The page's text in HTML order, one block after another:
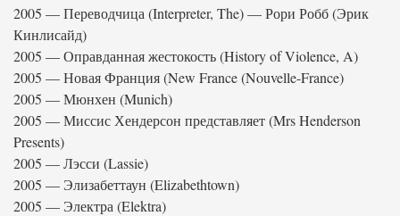
2005 — Переводчица (Interpreter, The) — Рори Робб (Эрик
Кинлисайд)
2005 — Оправданная жестокость (History of Violence, A)
2005 — Новая Франция (New France (Nouvelle-France)
2005 — Мюнхен (Munich)
2005 — Миссис Хендерсон представляет (Mrs Henderson
Presents)
2005 — Лэсси (Lassie)
2005 — Элизабеттаун (Elizabethtown)
2005 — Электра (Elektra)